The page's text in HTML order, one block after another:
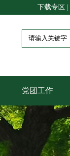
下载专区
党团工作